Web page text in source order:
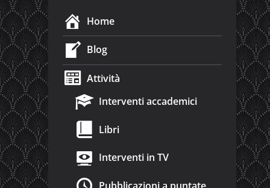
Home
Blog
Attività
Interventi accademici
Libri
Interventi in TV